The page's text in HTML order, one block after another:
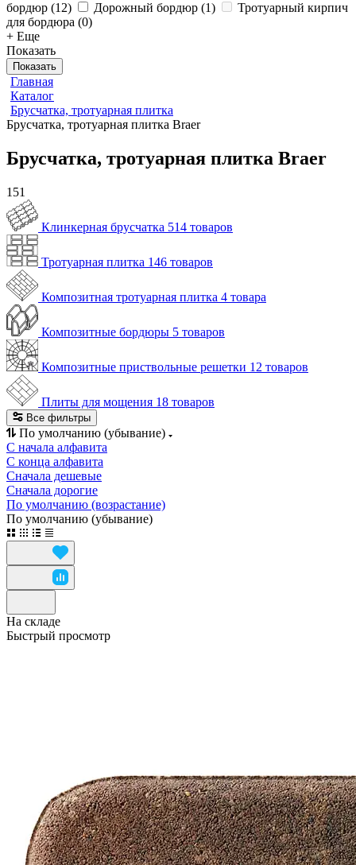
бордюр (12) Дорожный бордюр (1)
Тротуарный кирпич
для бордюра (0)
+ Еще
Показать
Показать
Главная
Каталог
Брусчатка, тротуарная плитка
Брусчатка, тротуарная плитка Braer
Брусчатка, тротуарная плитка Braer
151
Клинкерная брусчатка 514 товаров
Тротуарная плитка 146 товаров
Композитная тротуарная плитка 4 товара
Композитные бордюры 5 товаров
Композитные приствольные решетки 12 товаров
Плиты для мощения 18 товаров
Все фильтры
По умолчанию (убывание)
С начала алфавита
С конца алфавита
Сначала дешевые
Сначала дорогие
По умолчанию (возрастание)
По умолчанию (убывание)
На складе
Быстрый просмотр